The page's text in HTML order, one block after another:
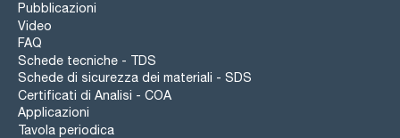
Pubblicazioni
Video
FAQ
Schede tecniche - TDS
Schede di sicurezza dei materiali - SDS
Certificati di Analisi - COA
Applicazioni
Tavola periodica